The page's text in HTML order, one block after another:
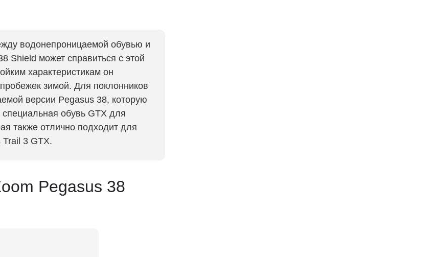
водонепроницаемой обувью и
Shield может справиться с этой
характеристикам он
зимой. Для поклонников
версии Pegasus 38, которую
обувь GTX для
также отлично подходит для
3 GTX.
Pegasus 38